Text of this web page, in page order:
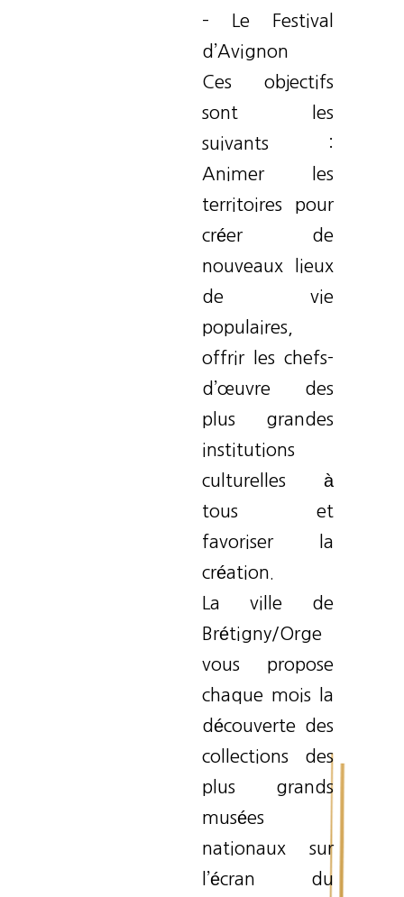
– Le Festival
d’Avignon
Ces objectifs
sont les
suivants :
Animer les
territoires pour
créer de
nouveaux lieux
de vie
populaires,
offrir les chefs-
d’œuvre des
plus grandes
institutions
culturelles à
tous et
favoriser la
création.
La ville de
Brétigny/Orge
vous propose
chaque mois la
découverte des
collections des
plus grands
musées
nationaux sur
l’écran du